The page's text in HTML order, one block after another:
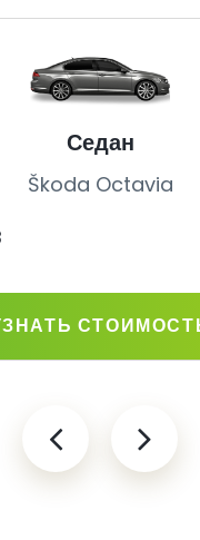
Седан
Škoda Octavia